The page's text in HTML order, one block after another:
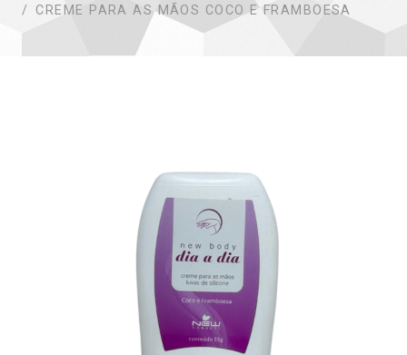
CREME PARA AS MÃOS COCO E FRAMBOESA